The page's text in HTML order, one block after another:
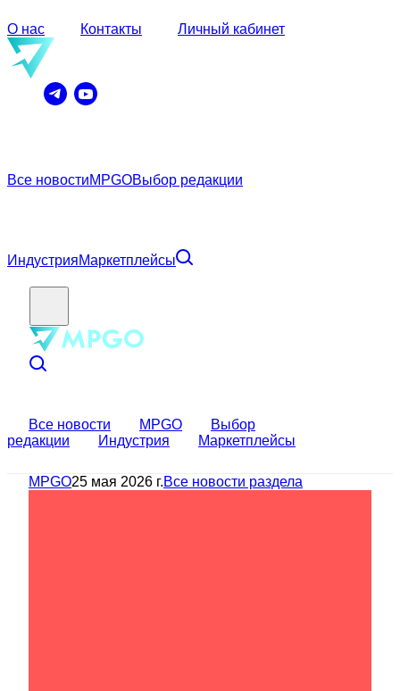
О нас Контакты Личный кабинет
Все новостиMPGOВыбор редакции
ИндустрияМаркетплейсы
Все новости MPGO
Выбор
редакции
Индустрия Маркетплейсы
MPGO25 мая 2026 г.Все новости раздела